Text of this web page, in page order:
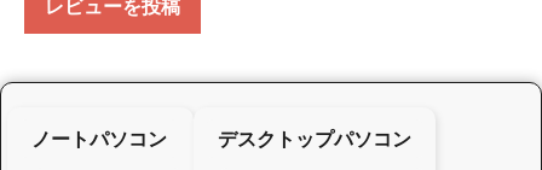
レビューを投稿
ノートパソコン デスクトップパソコン